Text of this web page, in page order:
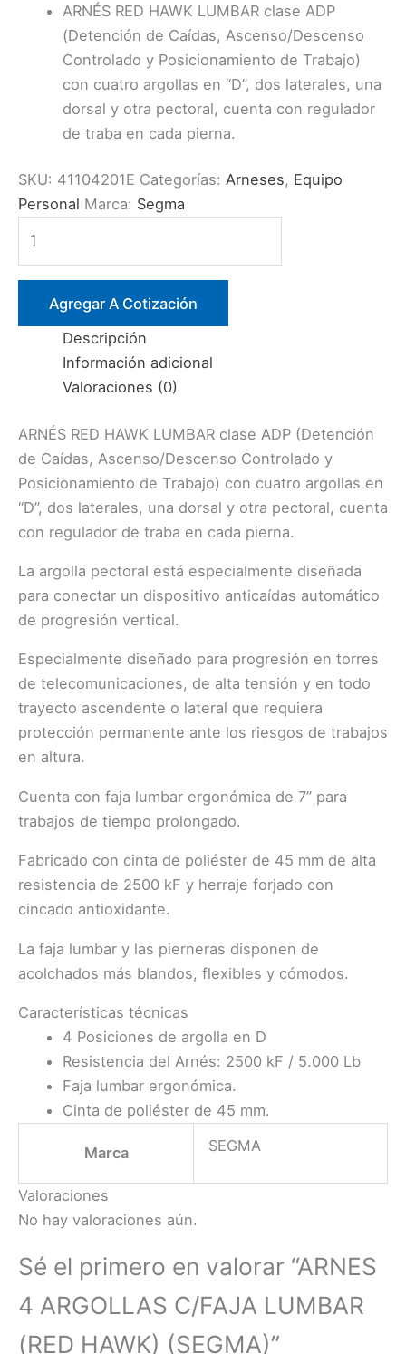
ARNÉS RED HAWK LUMBAR clase ADP
(Detención de Caídas, Ascenso/Descenso
Controlado y Posicionamiento de Trabajo)
con cuatro argollas en “D”, dos laterales, una
dorsal y otra pectoral, cuenta con regulador
de traba en cada pierna.
SKU: 41104201E Categorías: Arneses, Equipo
Personal Marca: Segma
ARGOLLAS
C/FAJA
LUMBAR
(SEGMA)
cantidad
Agregar A Cotización
Descripción
Información adicional
Valoraciones (0)
ARNÉS RED HAWK LUMBAR clase ADP (Detención
de Caídas, Ascenso/Descenso Controlado y
Posicionamiento de Trabajo) con cuatro argollas en
“D”, dos laterales, una dorsal y otra pectoral, cuenta
con regulador de traba en cada pierna.
La argolla pectoral está especialmente diseñada
para conectar un dispositivo anticaídas automático
de progresión vertical.
Especialmente diseñado para progresión en torres
de telecomunicaciones, de alta tensión y en todo
trayecto ascendente o lateral que requiera
protección permanente ante los riesgos de trabajos
en altura.
Cuenta con faja lumbar ergonómica de 7” para
trabajos de tiempo prolongado.
Fabricado con cinta de poliéster de 45 mm de alta
resistencia de 2500 kF y herraje forjado con
cincado antioxidante.
La faja lumbar y las pierneras disponen de
acolchados más blandos, flexibles y cómodos.
Características técnicas
4 Posiciones de argolla en D
Resistencia del Arnés: 2500 kF / 5.000 Lb
Faja lumbar ergonómica.
Cinta de poliéster de 45 mm.
Marca SEGMA
Valoraciones
No hay valoraciones aún.
Sé el primero en valorar “ARNES
4 ARGOLLAS C/FAJA LUMBAR
(RED HAWK) (SEGMA)”